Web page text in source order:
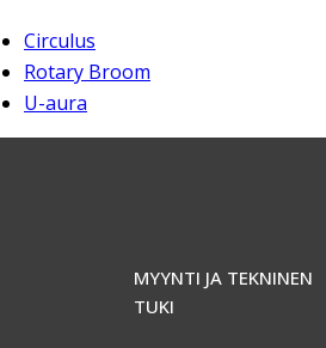
Circulus
Rotary Broom
U-aura
MYYNTI JA TEKNINEN
TUKI